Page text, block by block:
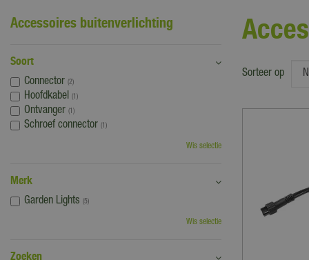
Sorteer op
Accessoires buitenverlichting
Soort
Connector (2)
Hoofdkabel (1)
Ontvanger (1)
Schroef connector (1)
Wis selectie
Merk
Garden Lights (5)
Wis selectie
Zoeken